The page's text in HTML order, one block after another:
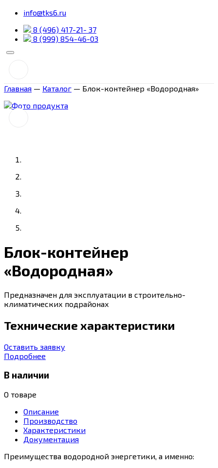
info@tks6.ru
8 (496) 417-21- 37
8 (999) 854-46-03
Главная — Каталог — Блок-контейнер «Водородная»
Блок-контейнер
«Водородная»
Предназначен для эксплуатации в строительно-
климатических подрайонах
Технические характеристики
Оставить заявку
Подробнее
В наличии
О товаре
Описание
Производство
Характеристики
Документация
Преимущества водородной энергетики, а именно: